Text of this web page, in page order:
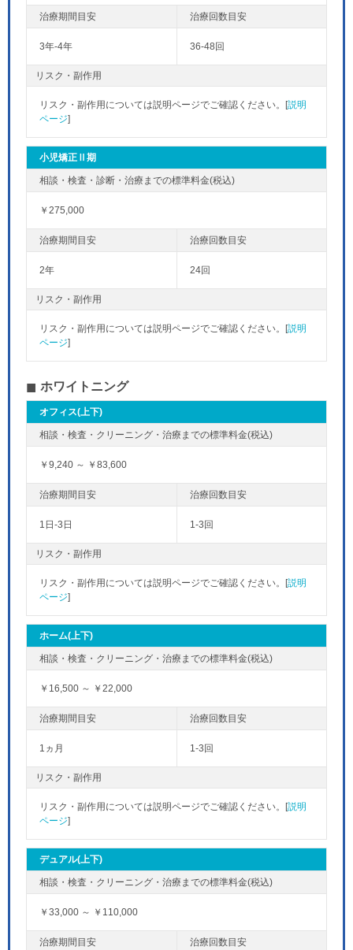
3年-4年 36-48回
リスク・副作用
リスク・副作用については説明ページでご確認ください。[説明
ページ]
小児矯正Ⅱ期
￥275,000
2年 24回
リスク・副作用
リスク・副作用については説明ページでご確認ください。[説明
ページ]
ホワイトニング
オフィス(上下)
￥9,240 ～ ￥83,600
1日-3日 1-3回
リスク・副作用
リスク・副作用については説明ページでご確認ください。[説明
ページ]
ホーム(上下)
￥16,500 ～ ￥22,000
1ヵ月 1-3回
リスク・副作用
リスク・副作用については説明ページでご確認ください。[説明
ページ]
デュアル(上下)
￥33,000 ～ ￥110,000